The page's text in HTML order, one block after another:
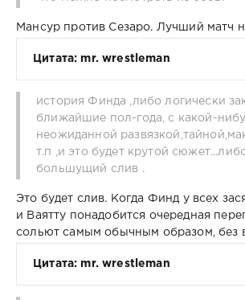
Мансур против Сезаро. Лучший матч
Цитата: mr. wrestleman
история Финда ,либо логически
ближайшие пол-года, с какой-
неожиданной
т.п ,и это будет крутой
большущий слив .
Это будет слив. Когда Финд у всех
и Ваятту понадобится очередная
сольют самым обычным образом, без
Цитата: mr. wrestleman